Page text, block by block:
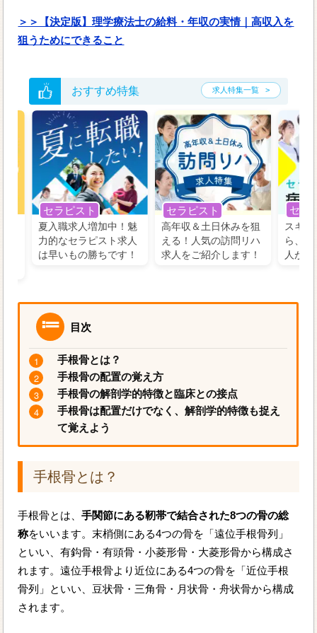
＞＞【決定版】理学療法士の給料・年収の実情｜高収入を
狙うためにできること
おすすめ特集 求人特集一覧
セラピスト
夏入職求人増加中！魅
力的なセラピスト求人
は早いもの勝ちです！
セラピスト
高年収＆土日休みを狙
える！人気の訪問リハ
求人をご紹介します！
セラ
スキル
ら、
人が
目次
手根骨とは？
手根骨の配置の覚え方
手根骨の解剖学的特徴と臨床との接点
手根骨は配置だけでなく、解剖学的特徴も捉え
て覚えよう
手根骨とは？
手根骨とは、手関節にある靭帯で結合された8つの骨の総
称をいいます。末梢側にある4つの骨を「遠位手根骨列」
といい、有鈎骨・有頭骨・小菱形骨・大菱形骨から構成さ
れます。遠位手根骨より近位にある4つの骨を「近位手根
骨列」といい、豆状骨・三角骨・月状骨・舟状骨から構成
されます。